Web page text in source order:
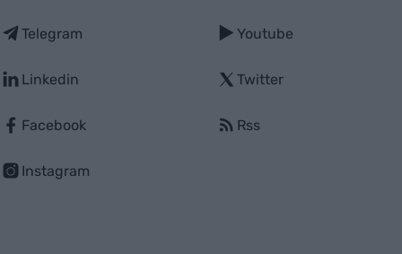
Telegram
Linkedin
Facebook
Instagram
Youtube
Twitter
Rss